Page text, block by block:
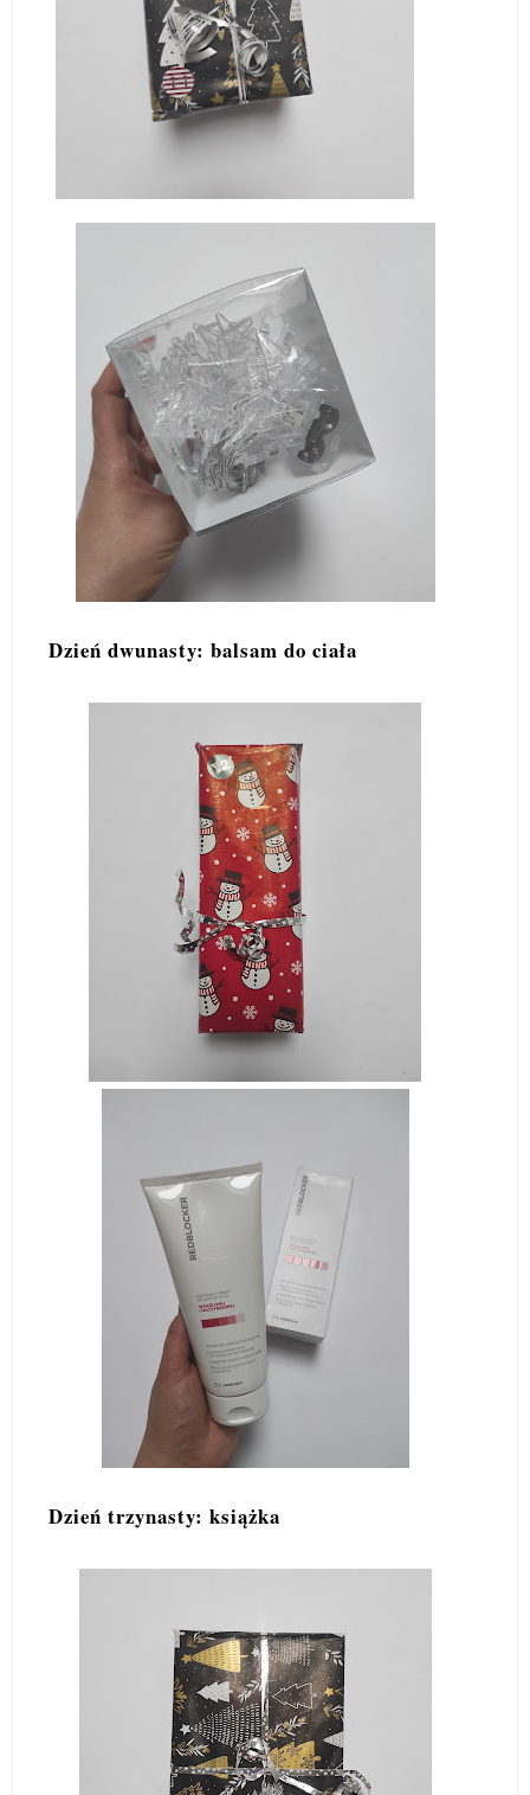
Dzień dwunasty: balsam do ciała
Dzień trzynasty: książka